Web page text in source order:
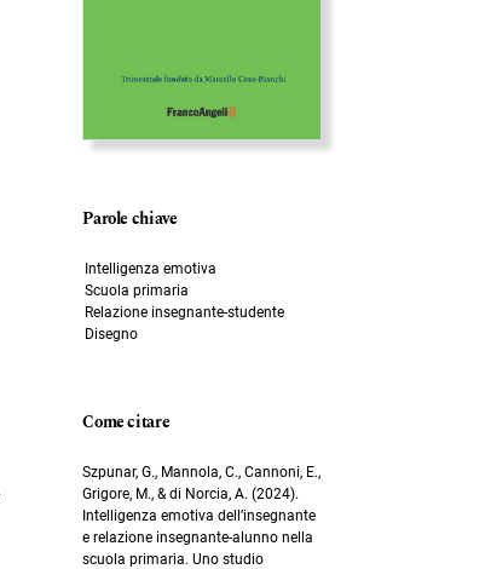
Parole chiave
Intelligenza emotiva
Scuola primaria
Relazione insegnante-studente
Disegno
Come citare
Szpunar, G., Mannola, C., Cannoni, E.,
Grigore, M., & di Norcia, A. (2024).
Intelligenza emotiva dell’insegnante
e relazione insegnante-alunno nella
scuola primaria. Uno studio